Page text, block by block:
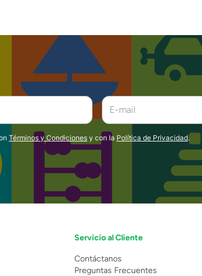
Términos y Condiciones y con la Política de Privacidad.
Servicio al Cliente
Contáctanos
Preguntas Frecuentes